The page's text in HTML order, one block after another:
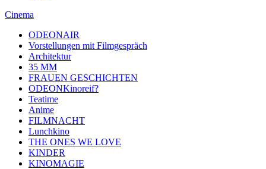
Cinema
ODEONAIR
Vorstellungen mit Filmgespräch
Architektur
35 MM
FRAUEN GESCHICHTEN
ODEONKinoreif?
Teatime
Anime
FILMNACHT
Lunchkino
THE ONES WE LOVE
KINDER
KINOMAGIE